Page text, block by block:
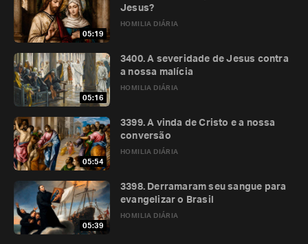
05:19
HOMILIA DIÁRIA
Jesus?
05:16
HOMILIA DIÁRIA
3400. A severidade de Jesus contra
a nossa malícia
05:54
HOMILIA DIÁRIA
3399. A vinda de Cristo e a nossa
conversão
05:39
HOMILIA DIÁRIA
3398. Derramaram seu sangue para
evangelizar o Brasil